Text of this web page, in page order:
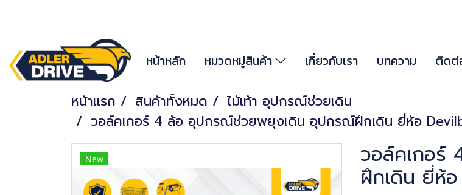
หน้าหลัก หมวดหมู่สินค้า เกี่ยวกับเรา บทความ ติดต่
หน้าแรก สินค้าทั้งหมด
ไม้เท้า อุปกรณ์ช่วยเดิน
วอล์คเกอร์ 4 ล้อ อุปกรณ์ช่วยพยุงเดิน อุปกรณ์ฝึกเดิน ยี่ห้อ
New วอล์คเกอ
ฝึกเดิน ยี่ห้